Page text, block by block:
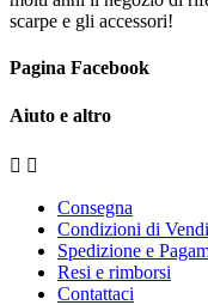
scarpe e gli accessori!
Pagina Facebook
Aiuto e altro
 
Consegna
Condizioni di
Spedizione e
Resi e rimborsi
Contattaci